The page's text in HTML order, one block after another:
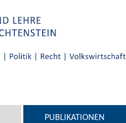
PUBLIKATIONEN